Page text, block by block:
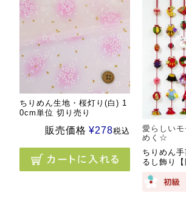
ちりめん生地・桜灯り(白) 1
0cm単位 切り売り
販売価格 ¥278税込
愛らしい
めく☆
ちりめん
るし飾り【